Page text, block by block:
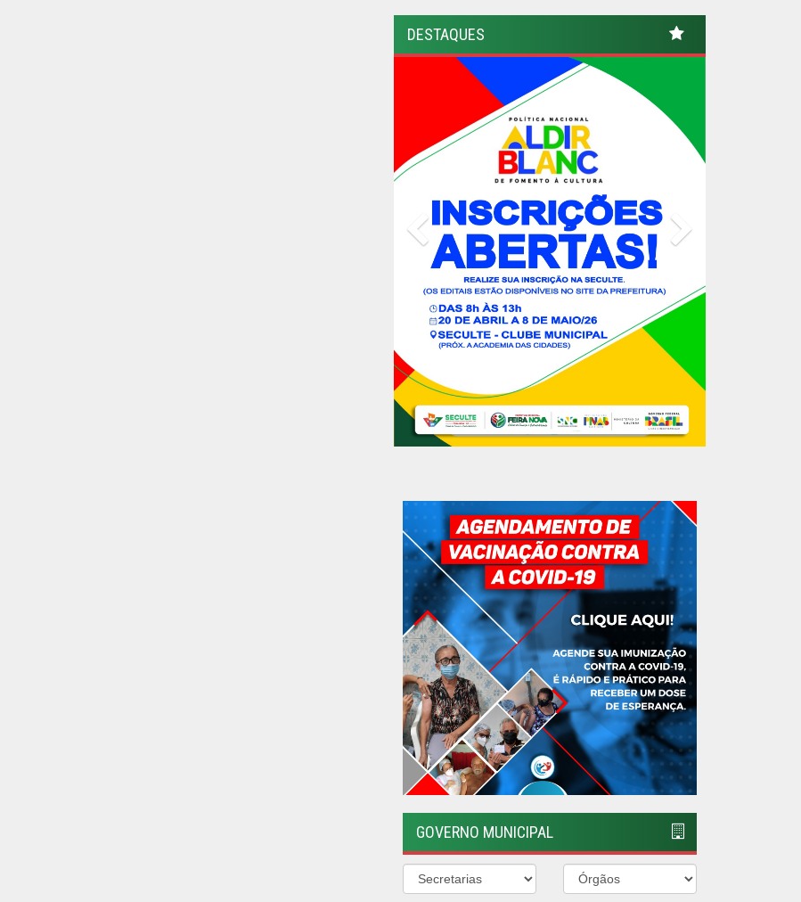
DESTAQUES
Previous
GOVERNO MUNICIPAL
ÚLTIMAS NOTÍCIAS
Feira Nova lança o Living Lab 2030,
Programa de Sustentabilidade
Ambiental atrelado à Educação.
Publicado em: 8 de julho de 2026
Prefeitura disponibiliza o telefone da
Defesa Civil Municipal
Publicado em: 2 de maio de 2026